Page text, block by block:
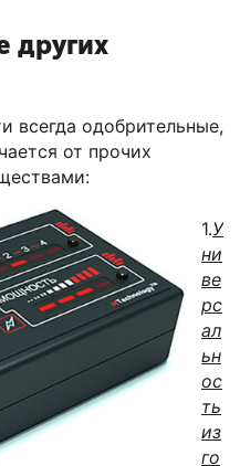
других
всегда одобрительные,
от прочих
1.У
ни
ве
рс
ал
ьн
ос
ть
из
го